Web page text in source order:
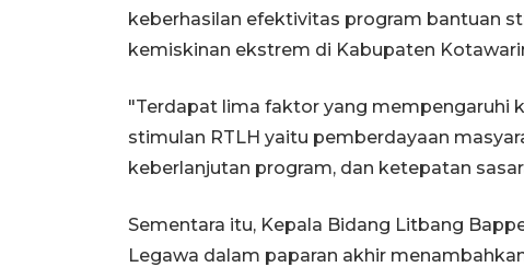
keberhasilan efektivitas program bantuan
kemiskinan ekstrem di Kabupaten
"Terdapat lima faktor yang mempengaruhi
stimulan RTLH yaitu pemberdayaan
keberlanjutan program, dan ketepatan
Sementara itu, Kepala Bidang Litbang
Legawa dalam paparan akhir